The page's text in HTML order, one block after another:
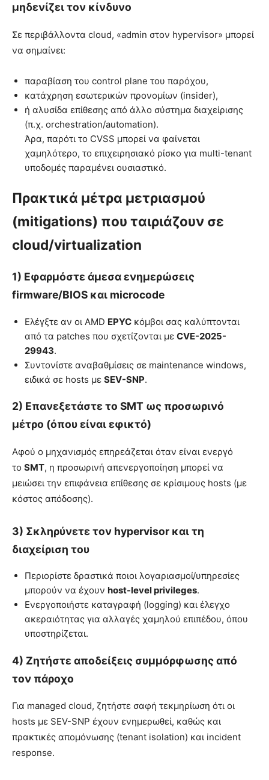
μηδενίζει τον κίνδυνο
Σε περιβάλλοντα cloud, «admin στον hypervisor» μπορεί
να σημαίνει:
παραβίαση του control plane του παρόχου,
κατάχρηση εσωτερικών προνομίων (insider),
ή αλυσίδα επίθεσης από άλλο σύστημα διαχείρισης
(π.χ. orchestration/automation).
Άρα, παρότι το CVSS μπορεί να φαίνεται
χαμηλότερο, το επιχειρησιακό ρίσκο για multi-tenant
υποδομές παραμένει ουσιαστικό.
Πρακτικά μέτρα μετριασμού
(mitigations) που ταιριάζουν σε
cloud/virtualization
1) Εφαρμόστε άμεσα ενημερώσεις
firmware/BIOS και microcode
Ελέγξτε αν οι AMD EPYC κόμβοι σας καλύπτονται
από τα patches που σχετίζονται με CVE-2025-
29943.
Συντονίστε αναβαθμίσεις σε maintenance windows,
ειδικά σε hosts με SEV-SNP.
2) Επανεξετάστε το SMT ως προσωρινό
μέτρο (όπου είναι εφικτό)
Αφού ο μηχανισμός επηρεάζεται όταν είναι ενεργό
το SMT, η προσωρινή απενεργοποίηση μπορεί να
μειώσει την επιφάνεια επίθεσης σε κρίσιμους hosts (με
κόστος απόδοσης).
3) Σκληρύνετε τον hypervisor και τη
διαχείριση του
Περιορίστε δραστικά ποιοι λογαριασμοί/υπηρεσίες
μπορούν να έχουν host-level privileges.
Ενεργοποιήστε καταγραφή (logging) και έλεγχο
ακεραιότητας για αλλαγές χαμηλού επιπέδου, όπου
υποστηρίζεται.
4) Ζητήστε αποδείξεις συμμόρφωσης από
τον πάροχο
Για managed cloud, ζητήστε σαφή τεκμηρίωση ότι οι
hosts με SEV-SNP έχουν ενημερωθεί, καθώς και
πρακτικές απομόνωσης (tenant isolation) και incident
response.